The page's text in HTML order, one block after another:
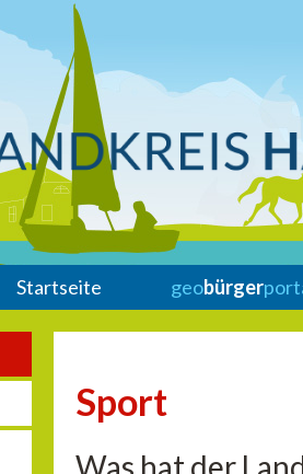
Startseite geobürger
Sport
Was hat der